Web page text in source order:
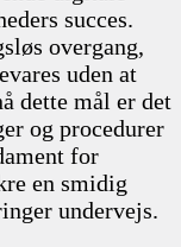
succes.
overgang,
uden at
dette mål er det
og procedurer
for
en smidig
undervejs.